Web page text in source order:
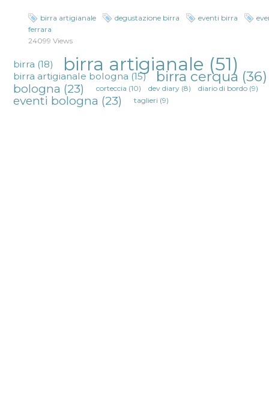
birra artigianale degustazione birra eventi birra
ferrara
24099 Views
birra (18) birra artigianale (51)
birra artigianale bologna (15) birra cerqua (36)
bologna (23) corteccia (10) dev diary(8) diario di bordo(9)
eventi bologna (23) taglieri (9)